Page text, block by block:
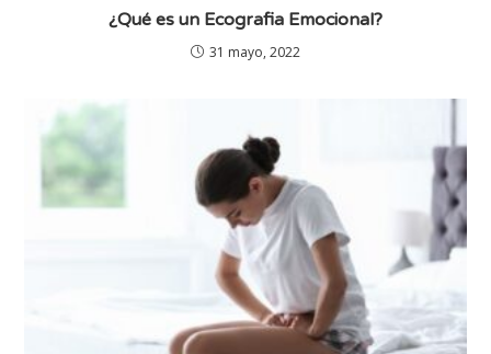
¿Qué es un Ecografia Emocional?
31 mayo, 2022